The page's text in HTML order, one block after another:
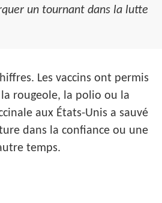
un tournant dans la lutte
Les vaccins ont permis
rougeole, la polio ou la
aux États-Unis a sauvé
dans la confiance ou une
temps.